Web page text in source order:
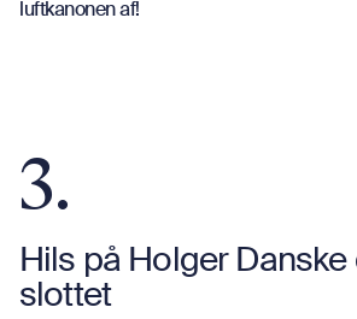
luftkanonen af!
3.
Hils på Holger Danske
slottet